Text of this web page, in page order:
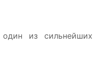
из сильнейших